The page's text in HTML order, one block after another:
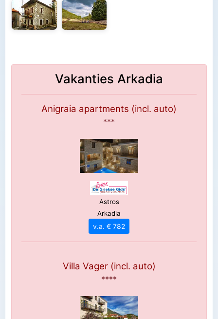
Vakanties Arkadia
Anigraia apartments (incl. auto)
***
Astros
Arkadia
v.a. € 782
Villa Vager (incl. auto)
****